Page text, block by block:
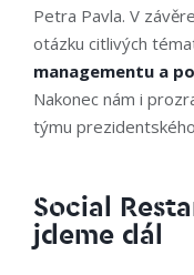
Petra Pavla. V
otázku citlivých
managementu a
Nakonec nám i
týmu
Social
jdeme dál